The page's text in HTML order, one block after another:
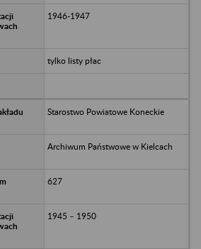
1946-1947
tylko listy płac
Starostwo Powiatowe Koneckie
Archiwum Państwowe w Kielcach
627
1945 – 1950